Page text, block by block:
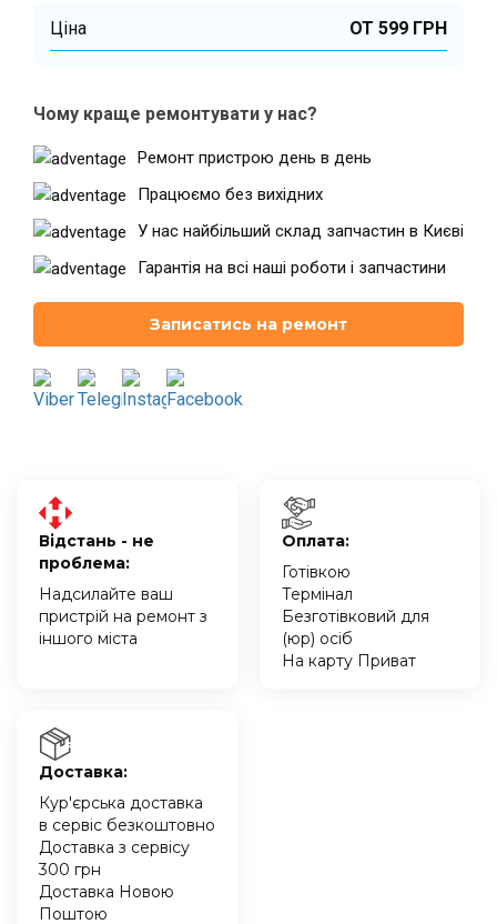
м. Київ, ТЦ LAKE PLAZA, вул. Героїв
м. Київ, вул. Казимира Малевича,
Дарниця
м. Київ, Комфорт Таун, вул.
Березнева, 16, корпус 3
Ціна ОТ 599 ГРН
Чому краще ремонтувати у нас?
Ремонт пристрою день в день
Працюємо без вихідних
У нас найбільший склад запчастин в Києві
Гарантія на всі наші роботи і запчастини
Записатись на ремонт
Відстань - не
проблема:
Надсилайте ваш
пристрій на ремонт з
іншого міста
Оплата:
Готівкою
Термінал
Безготівковий для
(юр) осіб
На карту Приват
Доставка:
Кур'єрська доставка
в сервіс безкоштовно
Доставка з сервісу
300 грн
Доставка Новою
Поштою